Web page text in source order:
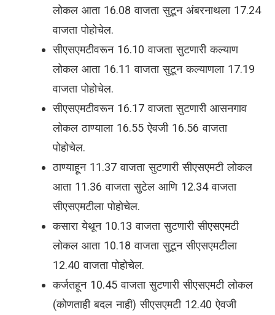
लोकल आता 16.08 वाजता सुटून अंबरनाथला 17.24
वाजता पोहोचेल.
सीएसएमटीवरून 16.10 वाजता सुटणारी कल्याण
लोकल आता 16.11 वाजता सुटून कल्याणला 17.19
वाजता पोहोचेल.
सीएसएमटीवरून 16.17 वाजता सुटणारी आसनगाव
लोकल ठाण्याला 16.55 ऐवजी 16.56 वाजता
पोहोचेल.
ठाण्याहून 11.37 वाजता सुटणारी सीएसएमटी लोकल
आता 11.36 वाजता सुटेल आणि 12.34 वाजता
सीएसएमटीला पोहोचेल.
कसारा येथून 10.13 वाजता सुटणारी सीएसएमटी
लोकल आता 10.18 वाजता सुटून सीएसएमटीला
12.40 वाजता पोहोचेल.
कर्जतहून 10.45 वाजता सुटणारी सीएसएमटी लोकल
(कोणताही बदल नाही) सीएसएमटी 12.40 ऐवजी